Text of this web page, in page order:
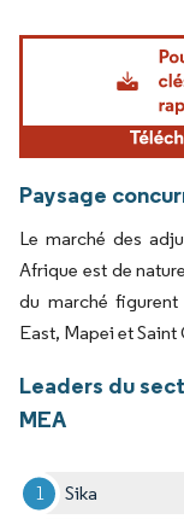
Image © Mordor
Paysage
Le marché des
Afrique est de
du marché figurent
East, Mapei et Saint
Leaders du
MEA
Sika